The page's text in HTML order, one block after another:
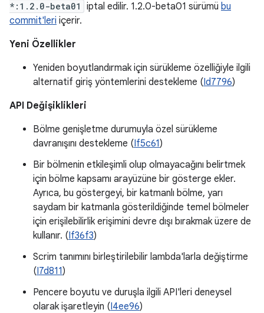
*:1.2.0-beta01
iptal edilir. 1.2.0-beta01 sürümü bu
commit'leri içerir.
Yeni Özellikler
Yeniden boyutlandırmak için sürükleme özelliğiyle ilgili
alternatif giriş yöntemlerini destekleme (Id7796)
API Değişiklikleri
Bölme genişletme durumuyla özel sürükleme
davranışını destekleme (If5c61)
Bir bölmenin etkileşimli olup olmayacağını belirtmek
için bölme kapsamı arayüzüne bir gösterge ekler.
Ayrıca, bu göstergeyi, bir katmanlı bölme, yarı
saydam bir katmanla gösterildiğinde temel bölmeler
için erişilebilirlik erişimini devre dışı bırakmak üzere de
kullanır. (If36f3)
Scrim tanımını birleştirilebilir lambda'larla değiştirme
(I7d811)
Pencere boyutu ve duruşla ilgili API'leri deneysel
olarak işaretleyin (I4ee96)